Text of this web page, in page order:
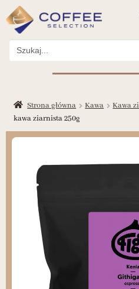
Search
for:
Strona główna Kawa Kawa
kawa ziarnista 250g